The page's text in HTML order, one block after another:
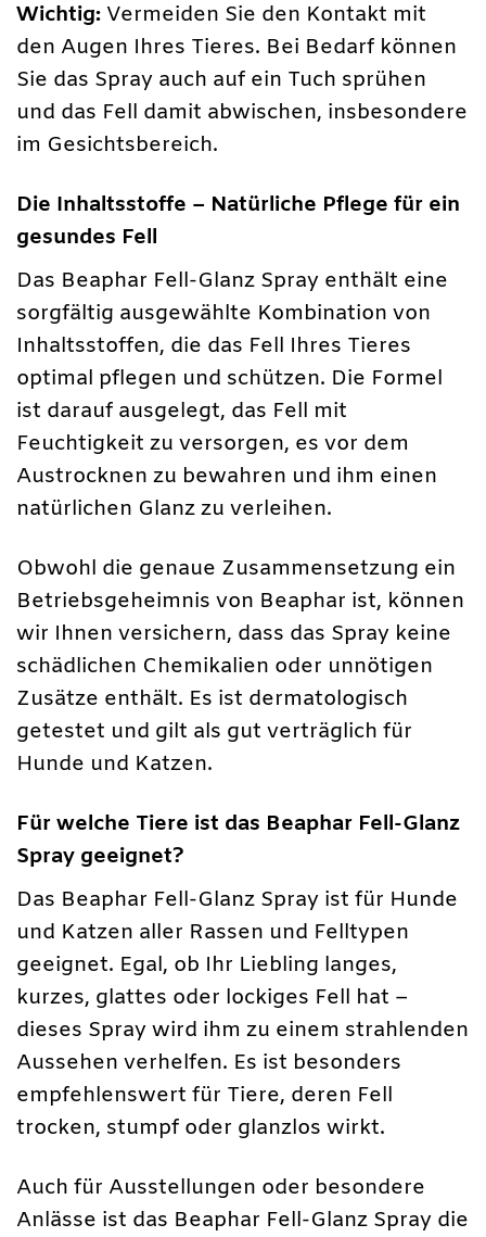
Wichtig: Vermeiden Sie den Kontakt mit
den Augen Ihres Tieres. Bei Bedarf können
Sie das Spray auch auf ein Tuch sprühen
und das Fell damit abwischen, insbesondere
im Gesichtsbereich.
Die Inhaltsstoffe – Natürliche Pflege für ein
gesundes Fell
Das Beaphar Fell-Glanz Spray enthält eine
sorgfältig ausgewählte Kombination von
Inhaltsstoffen, die das Fell Ihres Tieres
optimal pflegen und schützen. Die Formel
ist darauf ausgelegt, das Fell mit
Feuchtigkeit zu versorgen, es vor dem
Austrocknen zu bewahren und ihm einen
natürlichen Glanz zu verleihen.
Obwohl die genaue Zusammensetzung ein
Betriebsgeheimnis von Beaphar ist, können
wir Ihnen versichern, dass das Spray keine
schädlichen Chemikalien oder unnötigen
Zusätze enthält. Es ist dermatologisch
getestet und gilt als gut verträglich für
Hunde und Katzen.
Für welche Tiere ist das Beaphar Fell-Glanz
Spray geeignet?
Das Beaphar Fell-Glanz Spray ist für Hunde
und Katzen aller Rassen und Felltypen
geeignet. Egal, ob Ihr Liebling langes,
kurzes, glattes oder lockiges Fell hat –
dieses Spray wird ihm zu einem strahlenden
Aussehen verhelfen. Es ist besonders
empfehlenswert für Tiere, deren Fell
trocken, stumpf oder glanzlos wirkt.
Auch für Ausstellungen oder besondere
Anlässe ist das Beaphar Fell-Glanz Spray die